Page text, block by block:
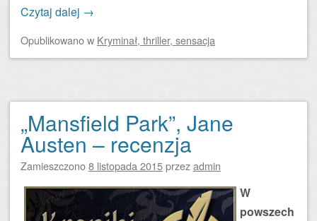
Czytaj dalej →
Opublikowanow Kryminał, thriller, sensacja
„Mansfield Park”, Jane
Austen – recenzja
Zamieszczono8 listopada 2015przezadmin
W
powszech